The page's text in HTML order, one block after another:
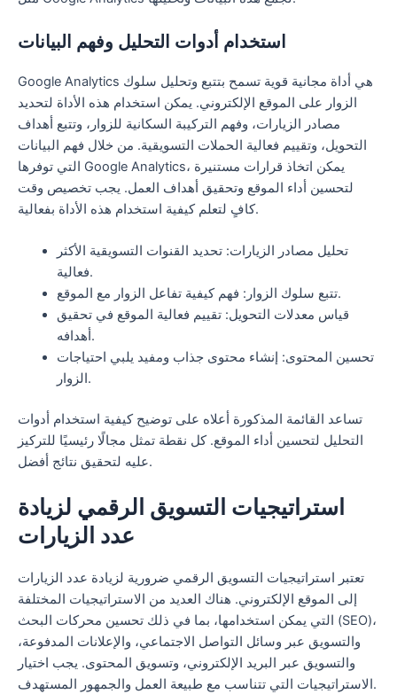
استخدام أدوات التحليل وفهم البيانات
Google Analytics هي أداة مجانية قوية تسمح بتتبع وتحليل سلوك
الزوار على الموقع الإلكتروني. يمكن استخدام هذه الأداة لتحديد
مصادر الزيارات، وفهم التركيبة السكانية للزوار، وتتبع أهداف
التحويل، وتقييم فعالية الحملات التسويقية. من خلال فهم البيانات
التي توفرها Google Analytics، يمكن اتخاذ قرارات مستنيرة
لتحسين أداء الموقع وتحقيق أهداف العمل. يجب تخصيص وقت
كافٍ لتعلم كيفية استخدام هذه الأداة بفعالية.
تحليل مصادر الزيارات: تحديد القنوات التسويقية الأكثر
فعالية.
تتبع سلوك الزوار: فهم كيفية تفاعل الزوار مع الموقع.
قياس معدلات التحويل: تقييم فعالية الموقع في تحقيق
أهدافه.
تحسين المحتوى: إنشاء محتوى جذاب ومفيد يلبي احتياجات
الزوار.
تساعد القائمة المذكورة أعلاه على توضيح كيفية استخدام أدوات
التحليل لتحسين أداء الموقع. كل نقطة تمثل مجالًا رئيسيًا للتركيز
عليه لتحقيق نتائج أفضل.
استراتيجيات التسويق الرقمي لزيادة
عدد الزيارات
تعتبر استراتيجيات التسويق الرقمي ضرورية لزيادة عدد الزيارات
إلى الموقع الإلكتروني. هناك العديد من الاستراتيجيات المختلفة
التي يمكن استخدامها، بما في ذلك تحسين محركات البحث (SEO)،
والتسويق عبر وسائل التواصل الاجتماعي، والإعلانات المدفوعة،
والتسويق عبر البريد الإلكتروني، وتسويق المحتوى. يجب اختيار
الاستراتيجيات التي تتناسب مع طبيعة العمل والجمهور المستهدف.